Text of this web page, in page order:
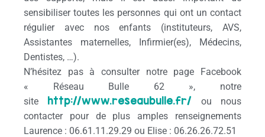
sensibiliser toutes les personnes qui ont un contact
régulier avec nos enfants (instituteurs, AVS,
Assistantes maternelles, Infirmier(es), Médecins,
Dentistes, …).
N’hésitez pas à consulter notre page Facebook
« Réseau Bulle 62 », notre
site http://www.reseaubulle.fr/ ou nous
contacter pour de plus amples renseignements
Laurence : 06.61.11.29.29 ou Elise : 06.26.26.72.51